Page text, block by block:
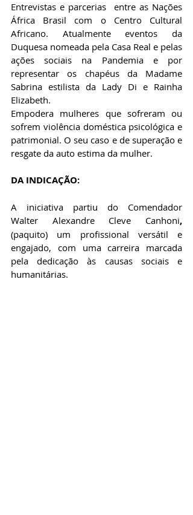
Entrevistas e parcerias  entre as Nações
África Brasil com o Centro Cultural
Africano. Atualmente eventos da
Duquesa nomeada pela Casa Real e pelas
ações sociais na Pandemia e por
representar os chapéus da Madame
Sabrina estilista da Lady Di e Rainha
Elizabeth.
Empodera mulheres que sofreram ou
sofrem violência doméstica psicológica e
patrimonial. O seu caso e de superação e
resgate da auto estima da mulher.
DA INDICAÇÃO:
Walter Alexandre Cleve Canhoni
(paquito) um profissional versátil e
engajado, com uma carreira marcada
pela dedicação às causas sociais e
humanitárias.